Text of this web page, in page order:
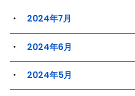
2024年7月
2024年6月
2024年5月